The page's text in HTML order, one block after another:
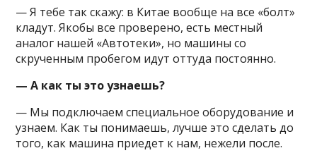
— Я тебе так скажу: в Китае вообще на все «болт»
кладут. Якобы все проверено, есть местный
аналог нашей «Автотеки», но машины со
скрученным пробегом идут оттуда постоянно.
— А как ты это узнаешь?
— Мы подключаем специальное оборудование и
узнаем. Как ты понимаешь, лучше это сделать до
того, как машина приедет к нам, нежели после.